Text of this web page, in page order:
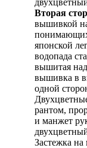
Вторая
вышивкой
японской
водопада
вышитая
вышивка в
одной
рантом,
и манжет
Застежка